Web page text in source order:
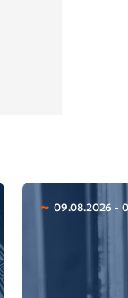
09.08.2026 -